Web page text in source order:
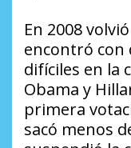
En 2008
encontró con
difíciles en la
Obama y
primera
sacó menos